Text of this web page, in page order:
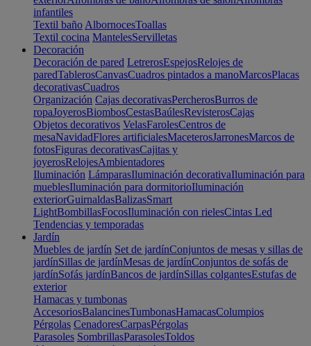
infantiles
Textil baño AlbornocesToallas
Textil cocina MantelesServilletas
Decoración
Decoración de pared LetrerosEspejosRelojes de
paredTablerosCanvasCuadros pintados a manoMarcosPlacas
decorativasCuadros
Organización Cajas decorativasPercherosBurros de
ropaJoyerosBiombosCestasBaúlesRevisterosCajas
Objetos decorativos VelasFarolesCentros de
mesaNavidadFlores artificialesMaceterosJarronesMarcos de
fotosFiguras decorativasCajitas y
joyerosRelojesAmbientadores
Iluminación LámparasIluminación decorativaIluminación para
mueblesIluminación para dormitorioIluminación
exteriorGuirnaldasBalizasSmart
LightBombillasFocosIluminación con rielesCintas Led
Tendencias y temporadas
Jardín
Muebles de jardín Set de jardínConjuntos de mesas y sillas de
jardínSillas de jardínMesas de jardínConjuntos de sofás de
jardínSofás jardínBancos de jardínSillas colgantesEstufas de
exterior
Hamacas y tumbonas
AccesoriosBalancinesTumbonasHamacasColumpios
Pérgolas CenadoresCarpasPérgolas
Parasoles SombrillasParasolesToldos